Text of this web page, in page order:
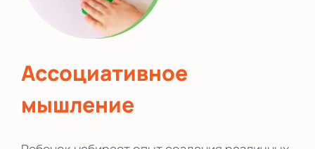
Ассоциативное
мышление